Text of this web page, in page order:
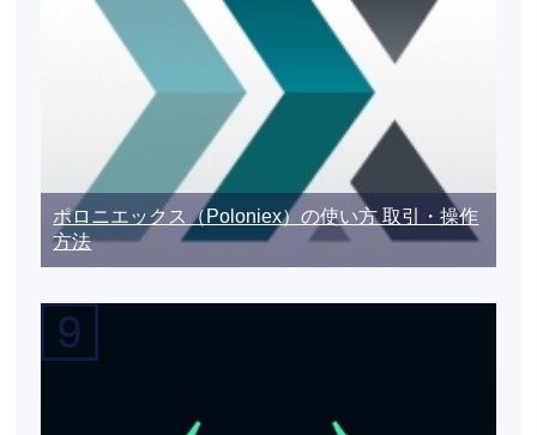
ポロニエックス（Poloniex）の使い方 取引・操作
方法